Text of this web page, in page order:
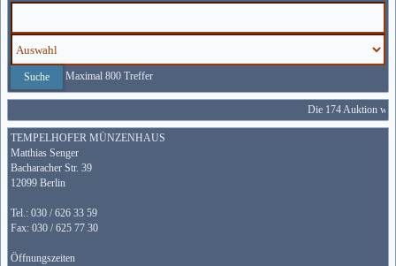
Maximal 800 Treffer
Die 174 Auktion
TEMPELHOFER MÜNZENHAUS
Matthias Senger
Bacharacher Str. 39
12099 Berlin
Tel.: 030 / 626 33 59
Fax: 030 / 625 77 30
Öffnungszeiten